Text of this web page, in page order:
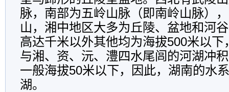
脉，南部为五岭山脉（即南岭山脉）
山，湘中地区大多为丘陵、盆地和河
高达千米以外其他均为海拔500米以下
与湘、资、沅、澧四水尾闾的河湖冲
一般海拔50米以下，因此，湖南的水
湖。